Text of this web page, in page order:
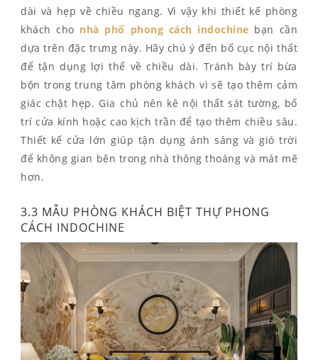
dài và hẹp về chiều ngang. Vì vậy khi thiết kế phòng
khách cho nhà phố phong cách indochine bạn cần
dựa trên đặc trưng này. Hãy chú ý đến bố cục nội thất
để tận dụng lợi thế về chiều dài. Tránh bày trí bừa
bộn trong trung tâm phòng khách vì sẽ tạo thêm cảm
giác chật hẹp. Gia chủ nên kê nội thất sát tường, bố
trí cửa kính hoặc cao kịch trần để tạo thêm chiều sâu.
Thiết kế cửa lớn giúp tận dụng ánh sáng và gió trời
để không gian bên trong nhà thông thoáng và mát mẽ
hơn.
3.3 MẪU PHÒNG KHÁCH BIỆT THỰ PHONG
CÁCH INDOCHINE